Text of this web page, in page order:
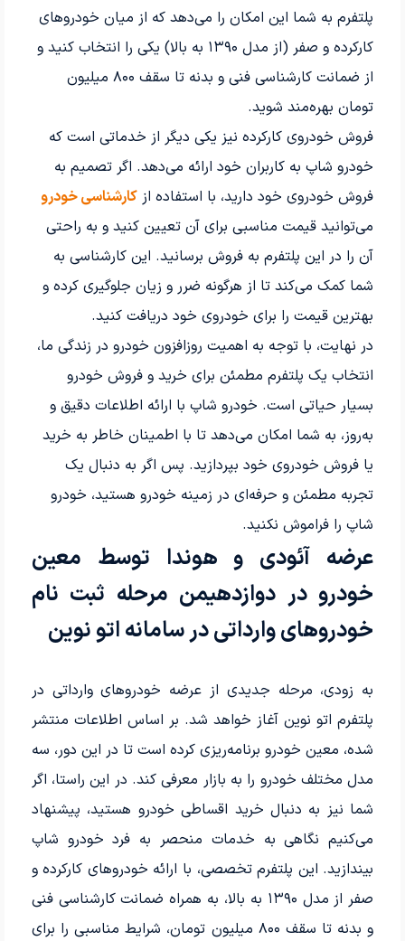
پلتفرم به شما این امکان را می‌دهد که از میان خودروهای
کارکرده و صفر (از مدل ۱۳۹۰ به بالا) یکی را انتخاب کنید و
از ضمانت کارشناسی فنی و بدنه تا سقف ۸۰۰ میلیون
تومان بهره‌مند شوید.
فروش خودروی کارکرده نیز یکی دیگر از خدماتی است که
خودرو شاپ به کاربران خود ارائه می‌دهد. اگر تصمیم به
فروش خودروی خود دارید، با استفاده از کارشناسی خودرو
می‌توانید قیمت مناسبی برای آن تعیین کنید و به راحتی
آن را در این پلتفرم به فروش برسانید. این کارشناسی به
شما کمک می‌کند تا از هرگونه ضرر و زیان جلوگیری کرده و
بهترین قیمت را برای خودروی خود دریافت کنید.
در نهایت، با توجه به اهمیت روزافزون خودرو در زندگی ما،
انتخاب یک پلتفرم مطمئن برای خرید و فروش خودرو
بسیار حیاتی است. خودرو شاپ با ارائه اطلاعات دقیق و
به‌روز، به شما امکان می‌دهد تا با اطمینان خاطر به خرید
یا فروش خودروی خود بپردازید. پس اگر به دنبال یک
تجربه مطمئن و حرفه‌ای در زمینه خودرو هستید، خودرو
شاپ را فراموش نکنید.
عرضه آئودی و هوندا توسط معین
خودرو در دوازدهیمن مرحله ثبت نام
خودروهای وارداتی در سامانه اتو نوین
به زودی، مرحله جدیدی از عرضه خودروهای وارداتی در
پلتفرم اتو نوین آغاز خواهد شد. بر اساس اطلاعات منتشر
شده، معین خودرو برنامه‌ریزی کرده است تا در این دور، سه
مدل مختلف خودرو را به بازار معرفی کند. در این راستا، اگر
شما نیز به دنبال خرید اقساطی خودرو هستید، پیشنهاد
می‌کنیم نگاهی به خدمات منحصر به فرد خودرو شاپ
بیندازید. این پلتفرم تخصصی، با ارائه خودروهای کارکرده و
صفر از مدل ۱۳۹۰ به بالا، به همراه ضمانت کارشناسی فنی
و بدنه تا سقف ۸۰۰ میلیون تومان، شرایط مناسبی را برای